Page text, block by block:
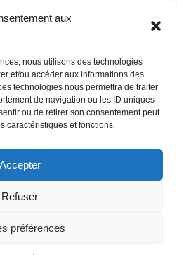
aux
nous utilisons des technologies
et/ou accéder aux informations des
technologies nous permettra de traiter
de navigation ou les ID uniques
ou de retirer son consentement peut
caractéristiques et fonctions.
Accepter
Refuser
préférences